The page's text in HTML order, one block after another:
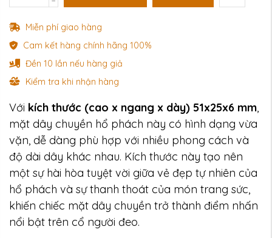
Miễn phí giao hàng
Cam kết hàng chính hãng 100%
Đền 10 lần nếu hàng giả
Kiểm tra khi nhận hàng
Với kích thước (cao x ngang x dày) 51x25x6 mm,
mặt dây chuyền hổ phách này có hình dạng vừa
vặn, dễ dàng phù hợp với nhiều phong cách và
độ dài dây khác nhau. Kích thước này tạo nên
một sự hài hòa tuyệt vời giữa vẻ đẹp tự nhiên của
hổ phách và sự thanh thoát của món trang sức,
khiến chiếc mặt dây chuyền trở thành điểm nhấn
nổi bật trên cổ người đeo.